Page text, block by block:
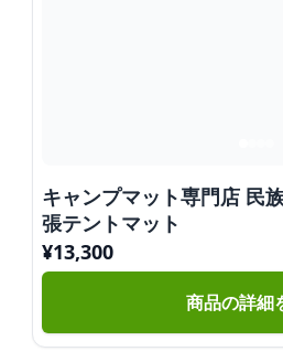
キャンプマット専門店 民
張テントマット
¥13,300
商品の詳細